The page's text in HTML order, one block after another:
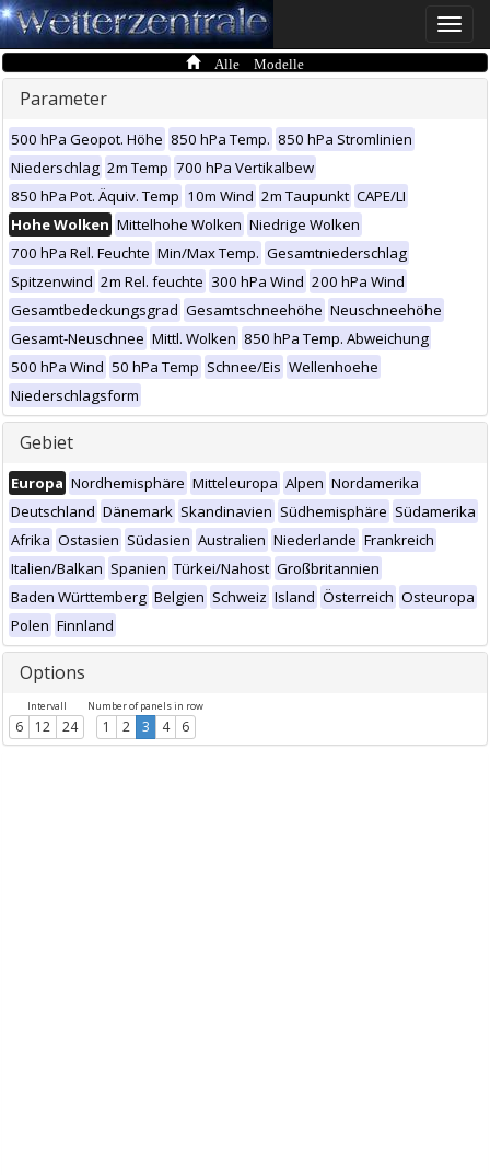
Toggle
Alle Modelle
Parameter
500 hPa Geopot. Höhe 850 hPa Temp. 850 hPa Stromlinien
Niederschlag 2m Temp 700 hPa Vertikalbew
850 hPa Pot. Äquiv. Temp 10m Wind 2m Taupunkt CAPE/LI
Hohe Wolken Mittelhohe Wolken Niedrige Wolken
700 hPa Rel. Feuchte Min/Max Temp. Gesamtniederschlag
Spitzenwind 2m Rel. feuchte 300 hPa Wind 200 hPa Wind
Gesamtbedeckungsgrad Gesamtschneehöhe Neuschneehöhe
Gesamt-Neuschnee Mittl. Wolken 850 hPa Temp. Abweichung
500 hPa Wind 50 hPa Temp Schnee/Eis Wellenhoehe
Niederschlagsform
Gebiet
Europa Nordhemisphäre Mitteleuropa Alpen Nordamerika
Deutschland Dänemark Skandinavien Südhemisphäre Südamerika
Afrika Ostasien Südasien Australien Niederlande Frankreich
Italien/Balkan Spanien Türkei/Nahost Großbritannien
Baden Württemberg Belgien Schweiz Island Österreich Osteuropa
Polen Finnland
Options
Intervall
6 12 24
Number of panels in row
1 2 3 4 6